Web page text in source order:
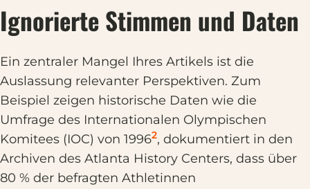
Ignorierte Stimmen und Daten
Ein zentraler Mangel Ihres Artikels ist die
Auslassung relevanter Perspektiven. Zum
Beispiel zeigen historische Daten wie die
Umfrage des Internationalen Olympischen
Komitees (IOC) von 19962, dokumentiert in den
Archiven des Atlanta History Centers, dass über
80 % der befragten Athletinnen